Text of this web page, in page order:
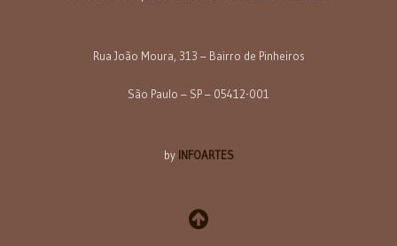
Rua João Moura, 313 – Bairro de Pinheiros
São Paulo – SP – 05412-001
by INFOARTES